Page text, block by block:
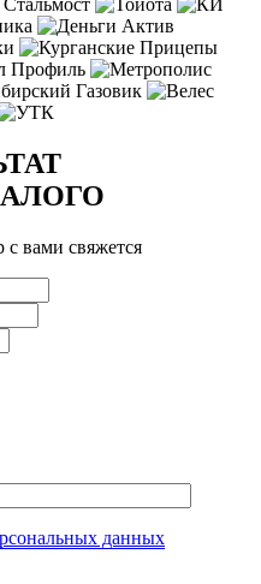
с вами свяжется
данных